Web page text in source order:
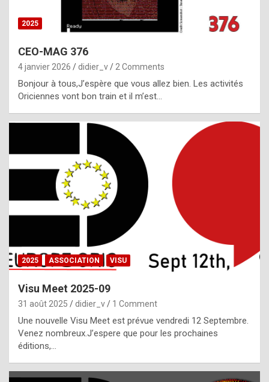
r
p
e
c
i
l
,
g
h
t
f
2025
CEO-MAG 376
4 janvier 2026 didier_v 2 Comments
Bonjour à tous,J’espère que vous allez bien. Les activités
Oriciennes vont bon train et il m’est…
2025 ASSOCIATION VISU
Visu Meet 2025-09
31 août 2025 didier_v 1 Comment
Une nouvelle Visu Meet est prévue vendredi 12 Septembre.
Venez nombreux.J’espere que pour les prochaines
éditions,…